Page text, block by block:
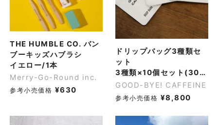
THE HUMBLE CO. バン
ブーキッズハブラシ
イエロー/1本
Merry-Go-Round inc.
参考小売価格 ¥630
ドリップバッグ3種類セ
ット
3種類×10個セット(30個)
GOOD-BYE! CAFFEINE
参考小売価格 ¥8,800